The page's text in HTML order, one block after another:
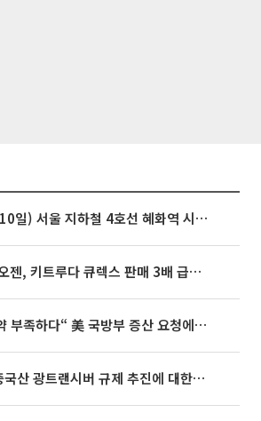
전장연, 오늘(10일) 서울 지하철 4호선 혜화역 시위…1호선 용산역 무정차
대신證 “알테오젠, 키트루다 큐렉스 판매 3배 급증…목표가 41만원 상향”
[특징주] “탄약 부족하다“ 美 국방부 증산 요청에⋯국내 방산주 급등세
[특징주] 美 중국산 광트랜시버 규제 추진에 대한광통신 등 광통신株 강세